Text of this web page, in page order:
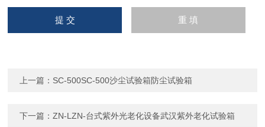
上一篇： SC-500SC-500沙尘试验箱防尘试验箱
下一篇：ZN-LZN-台式紫外光老化设备武汉紫外老化试验箱